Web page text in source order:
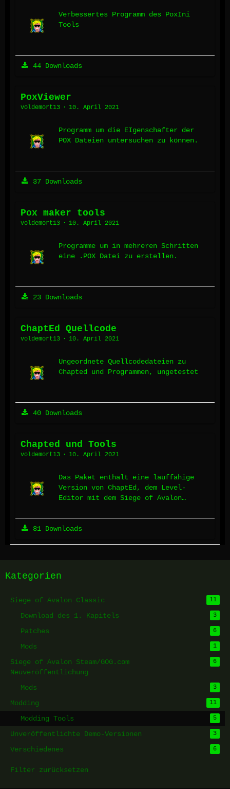
Verbessertes Programm des PoxIni
Tools
44 Downloads
PoxViewer
voldemort13 10. April 2021
Programm um die EIgenschafter der
POX Dateien untersuchen zu können.
37 Downloads
Pox maker tools
voldemort13 10. April 2021
Programme um in mehreren Schritten
eine .POX Datei zu erstellen.
23 Downloads
ChaptEd Quellcode
voldemort13 10. April 2021
Ungeordnete Quellcodedateien zu
Chapted und Programmen, ungetestet
40 Downloads
Chapted und Tools
voldemort13 10. April 2021
Das Paket enthält eine lauffähige
Version von ChaptEd, dem Level-
Editor mit dem Siege of Avalon
Paket einige nützliche
Entwicklungstools.
81 Downloads
Kategorien
Siege of Avalon Classic 11
Download des 1. Kapitels 3
Patches 6
Mods 1
Siege of Avalon Steam/GOG.com
Neuveröffentlichung
6
Mods 3
Modding 11
Modding Tools 5
Unveröffentlichte Demo-Versionen 3
Verschiedenes 6
Filter zurücksetzen